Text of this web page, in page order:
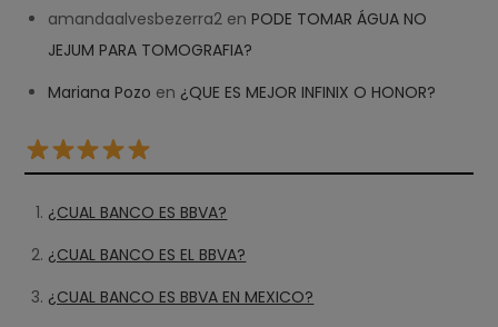
amandaalvesbezerra2 enPODE TOMAR ÁGUA NO
JEJUM PARA TOMOGRAFIA?
Mariana Pozo en ¿QUE ES MEJOR INFINIX O HONOR?
¿CUAL BANCO ES BBVA?
¿CUAL BANCO ES EL BBVA?
¿CUAL BANCO ES BBVA EN MEXICO?